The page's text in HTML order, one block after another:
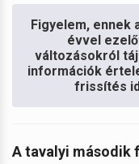
Figyelem, ennek
évvel
változásokról
információk
frissítés
A tavalyi második